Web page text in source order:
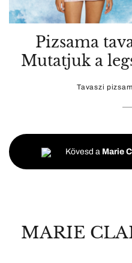
Pizsama
Mutatjuk a
Tavaszi
Kövesd a Marie
MARIE